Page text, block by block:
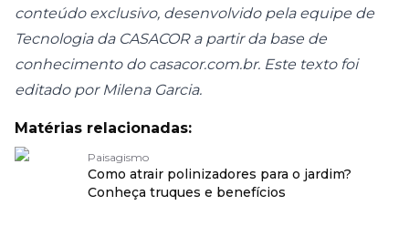
conteúdo exclusivo, desenvolvido pela equipe de
Tecnologia da CASACOR a partir da base de
conhecimento do casacor.com.br. Este texto foi
editado por Milena Garcia.
Matérias relacionadas:
Paisagismo
Como atrair polinizadores para o jardim?
Conheça truques e benefícios